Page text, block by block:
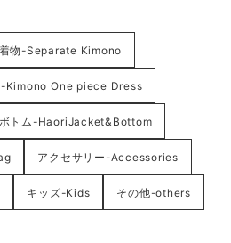
物-Separate Kimono
-Kimono One piece Dress
トム-HaoriJacket&Bottom
アクセサリー-Accessories
キッズ-Kids その他-others